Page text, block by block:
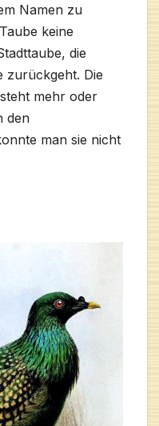
Namen zu
keine
die
zurückgeht. Die
mehr oder
den
man sie nicht